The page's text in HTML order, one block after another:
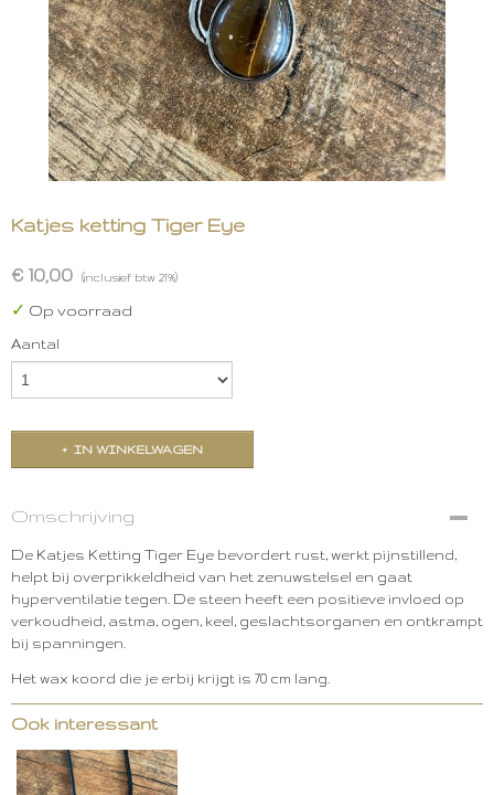
Katjes ketting Tiger Eye
€ 10,00 (inclusief btw 21%)
✓ Op voorraad
Aantal
IN WINKELWAGEN
Omschrijving
De Katjes Ketting Tiger Eye bevordert rust, werkt pijnstillend,
helpt bij overprikkeldheid van het zenuwstelsel en gaat
hyperventilatie tegen. De steen heeft een positieve invloed op
verkoudheid, astma, ogen, keel, geslachtsorganen en ontkrampt
bij spanningen.
Het wax koord die je erbij krijgt is 70 cm lang.
Ook interessant